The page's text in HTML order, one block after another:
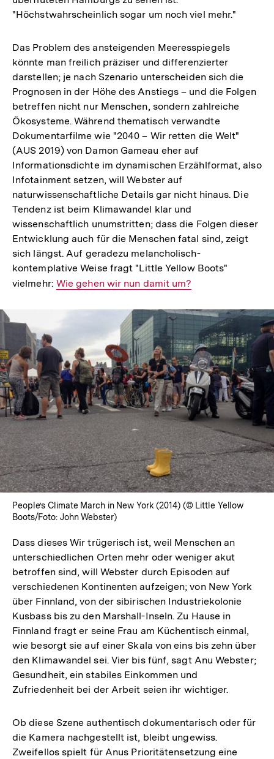
"Höchstwahrscheinlich sogar um noch viel mehr."
Das Problem des ansteigenden Meeresspiegels
könnte man freilich präziser und differenzierter
darstellen; je nach Szenario unterscheiden sich die
Prognosen in der Höhe des Anstiegs – und die Folgen
betreffen nicht nur Menschen, sondern zahlreiche
Ökosysteme. Während thematisch verwandte
Dokumentarfilme wie "2040 – Wir retten die Welt"
(AUS 2019) von Damon Gameau eher auf
Informationsdichte im dynamischen Erzählformat, also
Infotainment setzen, will Webster auf
naturwissenschaftliche Details gar nicht hinaus. Die
Tendenz ist beim Klimawandel klar und
wissenschaftlich unumstritten; dass die Folgen dieser
Entwicklung auch für die Menschen fatal sind, zeigt
sich längst. Auf geradezu melancholisch-
kontemplative Weise fragt "Little Yellow Boots"
vielmehr: Interner
Wie gehen wir nun damit um?
People’s Climate March in New York (2014) (© Little Yellow
Boots/Foto: John Webster)
Dass dieses Wir trügerisch ist, weil Menschen an
unterschiedlichen Orten mehr oder weniger akut
betroffen sind, will Webster durch Episoden auf
verschiedenen Kontinenten aufzeigen; von New York
über Finnland, von der sibirischen Industriekolonie
Kusbass bis zu den Marshall-Inseln. Zu Hause in
Finnland fragt er seine Frau am Küchentisch einmal,
wie besorgt sie auf einer Skala von eins bis zehn über
den Klimawandel sei. Vier bis fünf, sagt Anu Webster;
Gesundheit, ein stabiles Einkommen und
Zufriedenheit bei der Arbeit seien ihr wichtiger.
Ob diese Szene authentisch dokumentarisch oder für
die Kamera nachgestellt ist, bleibt ungewiss.
Zweifellos spielt für Anus Prioritätensetzung eine